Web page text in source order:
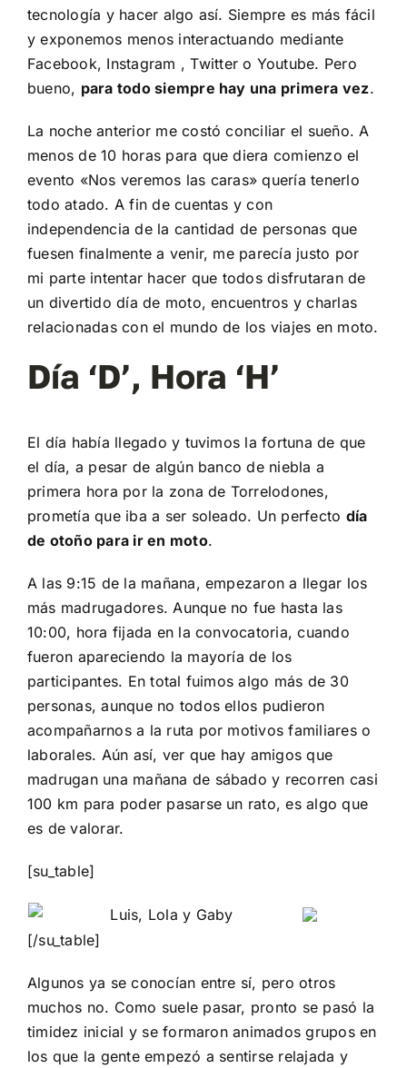
tecnología y hacer algo así. Siempre es más fácil
y exponemos menos interactuando mediante
Facebook, Instagram ,Twitter o Youtube. Pero
bueno, para todo siempre hay una primera vez.
La noche anterior me costó conciliar el sueño. A
menos de 10 horas para que diera comienzo el
evento «Nos veremos las caras» quería tenerlo
todo atado. A fin de cuentas y con
independencia de la cantidad de personas que
fuesen finalmente a venir, me parecía justo por
mi parte intentar hacer que todos disfrutaran de
un divertido día de moto, encuentros y charlas
relacionadas con el mundo de los viajes en moto.
Día ‘D’, Hora ‘H’
El día había llegado y tuvimos la fortuna de que
el día, a pesar de algún banco de niebla a
primera hora por la zona de Torrelodones,
prometía que iba a ser soleado. Un perfecto día
de otoño para ir en moto.
A las 9:15 de la mañana, empezaron a llegar los
más madrugadores. Aunque no fue hasta las
10:00, hora fijada en la convocatoria, cuando
fueron apareciendo la mayoría de los
participantes. En total fuimos algo más de 30
personas, aunque no todos ellos pudieron
acompañarnos a la ruta por motivos familiares o
laborales. Aún así, ver que hay amigos que
madrugan una mañana de sábado y recorren casi
100 km para poder pasarse un rato, es algo que
es de valorar.
[su_table]
[/su_table]
Algunos ya se conocían entre sí, pero otros
muchos no. Como suele pasar, pronto se pasó la
timidez inicial y se formaron animados grupos en
los que la gente empezó a sentirse relajada y